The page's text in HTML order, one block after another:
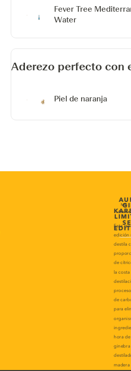
Fever Tree
Water
Aderezo perfecto con
Piel de naranja